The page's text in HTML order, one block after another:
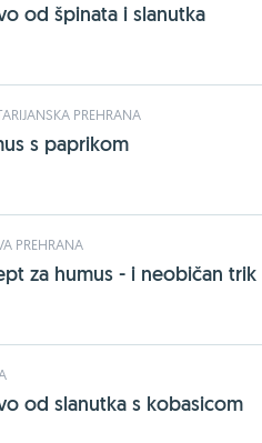
od špinata i slanutka
PREHRANA
s paprikom
PREHRANA
za humus - i neobičan
od slanutka s kobasicom